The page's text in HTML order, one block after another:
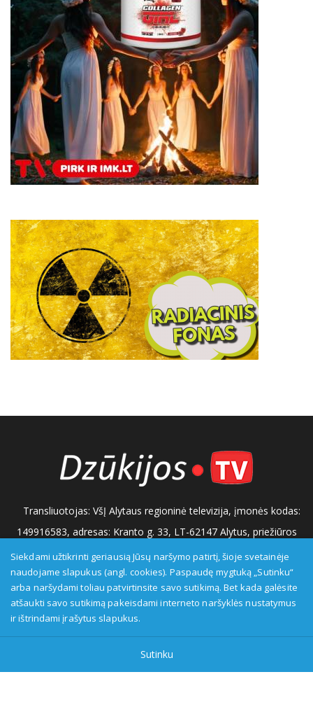
Transliuotojas: VšĮ Alytaus regioninė televizija, įmonės kodas:
149916583, adresas: Kranto g. 33, LT-62147 Alytus, priežiūros
institucija - Visuomenės informavimo etikos asociacija:
www.etikoskomisija.lt. Informacija apie galimus pažeidimus gali
būti teikiama Lietuvos radijo ir televizijos komisijai (www.rtk.lt)
arba Visuomenės informavimo etikos komisijai
(www.etikoskomisija.lt)
Tel/faks: 0 687 05056
Reklama:
info@dzukijostv.lt
Siekdami užtikrinti geriausią Jūsų naršymo patirtį, šioje svetainėje
naudojame slapukus (angl. cookies). Paspaudę mygtuką „Sutinku“
arba naršydami toliau patvirtinsite savo sutikimą. Bet kada galėsite
atšaukti savo sutikimą pakeisdami interneto naršyklės nustatymus
ir ištrindami įrašytus slapukus.
Sutinku